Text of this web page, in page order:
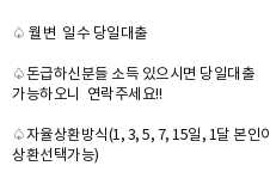
♤ 월변 일수 당일대출
♤돈급하신분들 소득 있으시면 당일대출
가능하오니 연락주세요!!
♤자율상환방식(1, 3, 5, 7, 15일, 1달 본인이
상환선택가능)